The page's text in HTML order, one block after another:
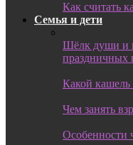
Как считать
Семья и дети
Шёлк души и
праздничных
Какой
Чем занять
Особенности